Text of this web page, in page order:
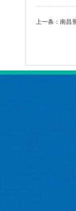
上一条： 南昌